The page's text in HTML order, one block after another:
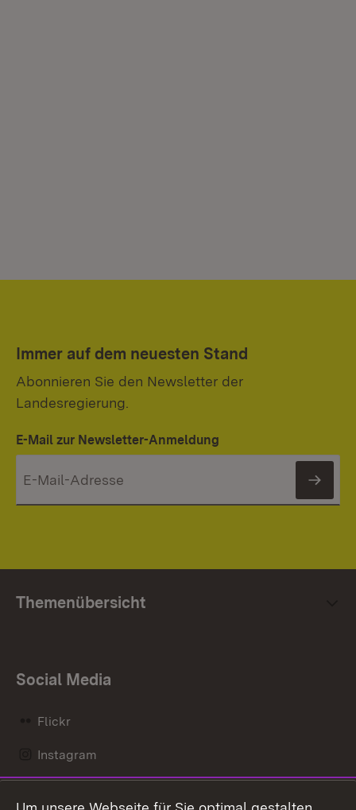
Immer auf dem neuesten Stand
Abonnieren Sie den Newsletter der
Landesregierung.
E-Mail zur Newsletter-Anmeldung
Themenübersicht
Social Media
Flickr
Instagram